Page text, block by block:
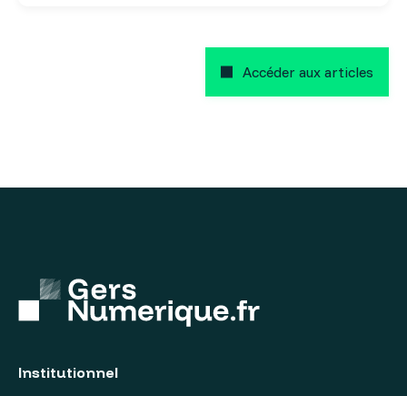
Accéder aux articles
Institutionnel